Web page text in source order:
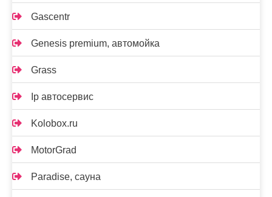
Gascentr
Genesis premium, автомойка
Grass
Ip автосервис
Kolobox.ru
MotorGrad
Paradise, сауна